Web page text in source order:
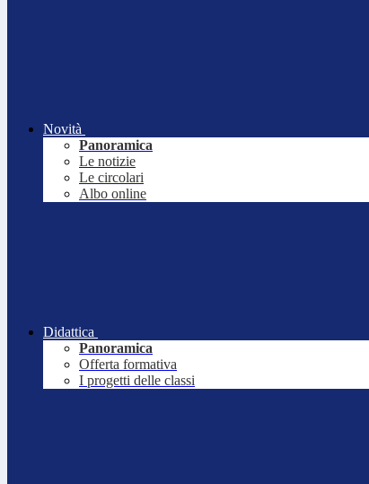
Novità
Panoramica
Le notizie
Le circolari
Albo online
Didattica
Panoramica
Offerta formativa
I progetti delle classi